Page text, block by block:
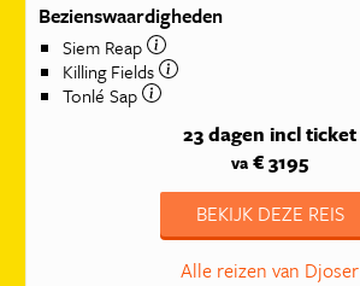
Bezienswaardigheden
Siem Reap
Killing Fields
Tonlé Sap
23 dagen incl ticket
va € 3195
BEKIJK DEZE REIS
Alle reizen van Djoser